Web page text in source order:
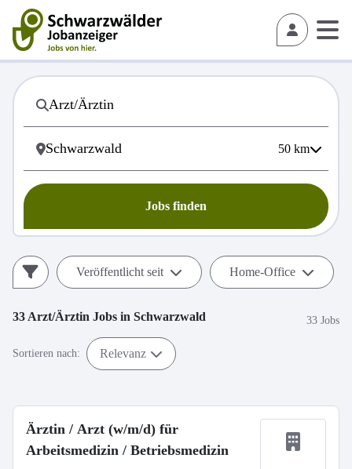
50 km
Jobs finden
Veröffentlicht seit Home-Office
33 Arzt/Ärztin Jobs in Schwarzwald 33 Jobs
Sortieren nach: Relevanz
Ärztin / Arzt (w/m/d) für
Arbeitsmedizin / Betriebsmedizin